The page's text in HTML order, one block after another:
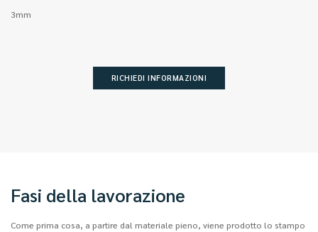
3mm
RICHIEDI INFORMAZIONI
Fasi della lavorazione
Come prima cosa, a partire dal materiale pieno, viene prodotto lo stampo